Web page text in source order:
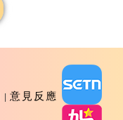
意見反應